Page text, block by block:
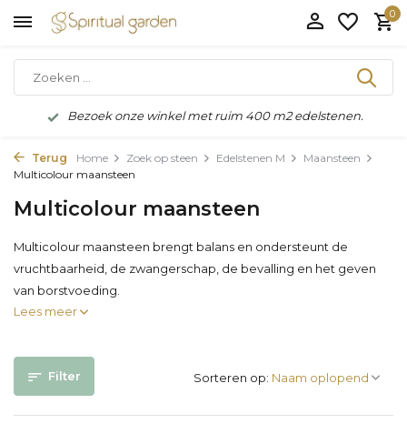
0
Bezoek onze winkel met ruim 400 m2 edelstenen.
Terug Home Zoek op steen Edelstenen M
Maansteen
Multicolour maansteen
Multicolour maansteen
Multicolour maansteen brengt balans en ondersteunt de
vruchtbaarheid, de zwangerschap, de bevalling en het geven
van borstvoeding.
Lees meer
Filter Sorteren op: